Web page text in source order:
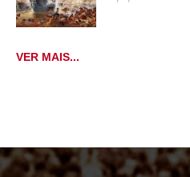
VER MAIS...